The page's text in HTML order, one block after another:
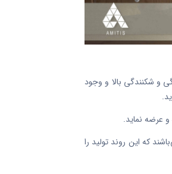
و شکنندگی بالا و وجود
عرضه نماید.
که این روند تولید را